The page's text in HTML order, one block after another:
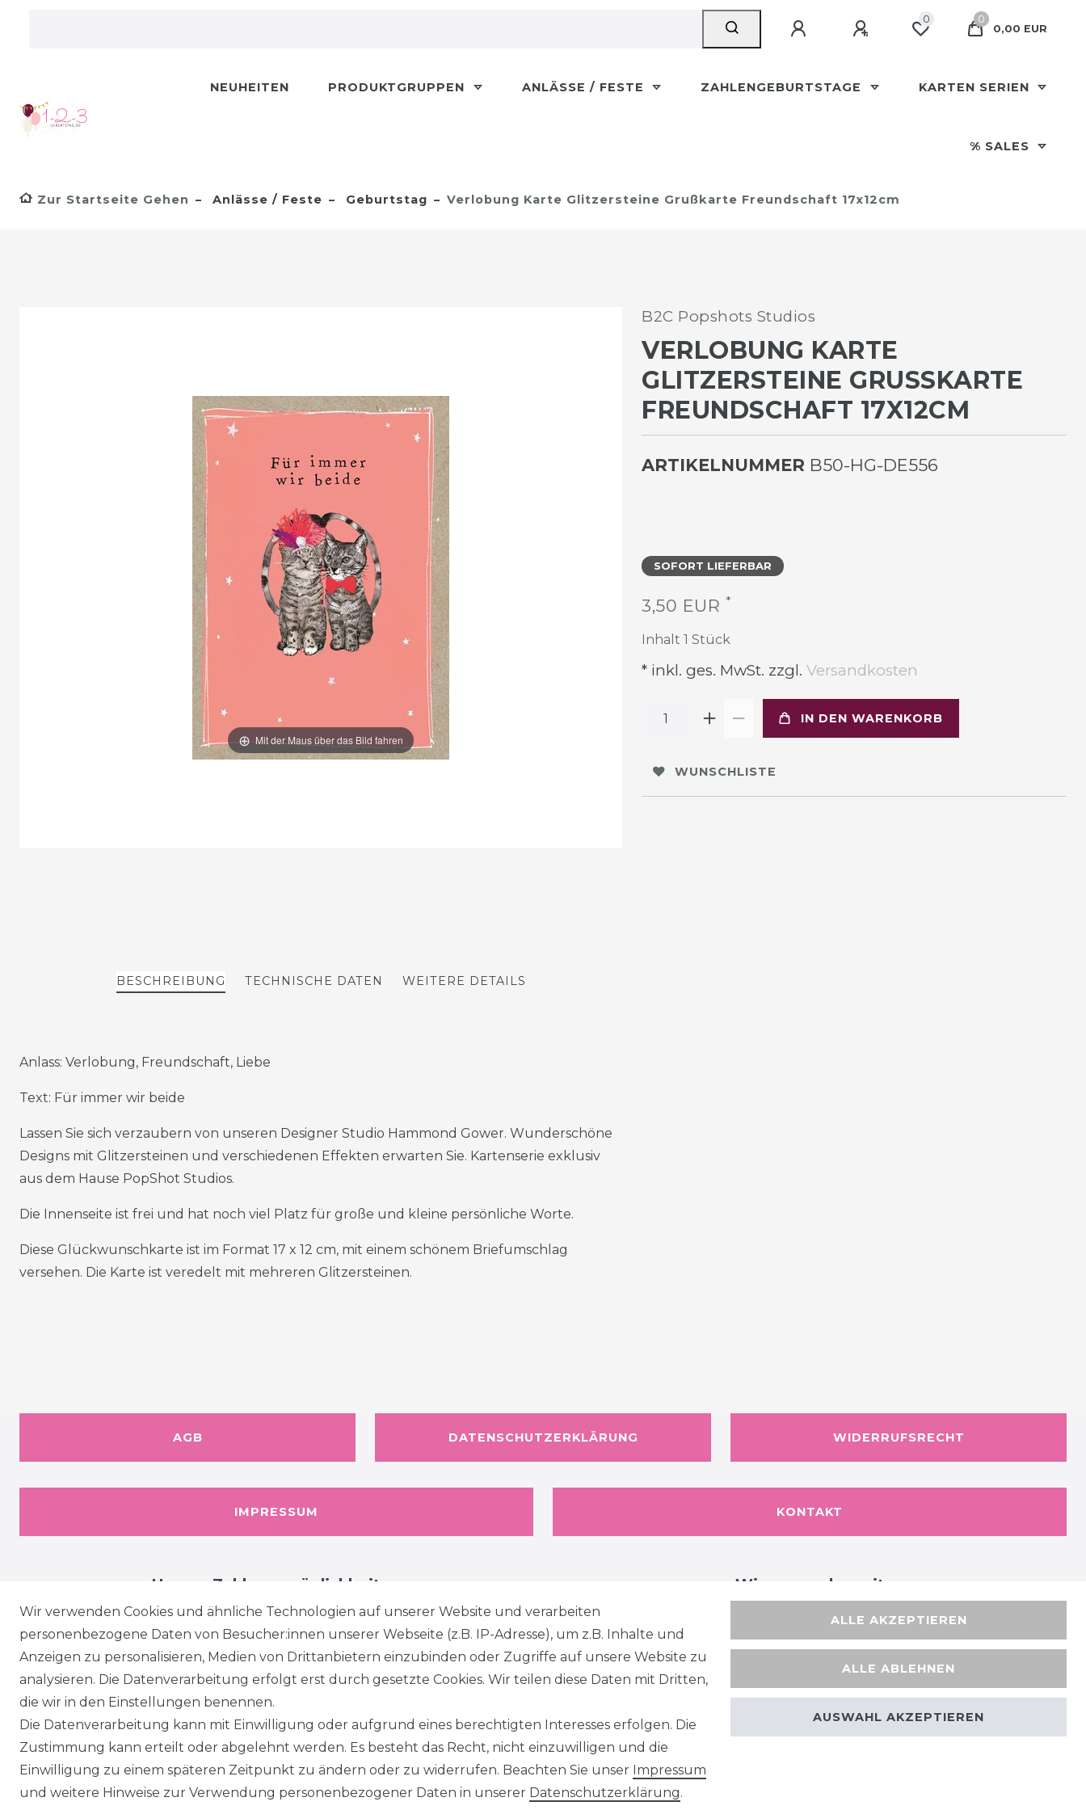
0
0
0,00 EUR
NEUHEITEN PRODUKTGRUPPEN ANLÄSSE / FESTE ZAHLENGEBURTSTAGE KARTEN SERIEN
% SALES
Zur Startseite Gehen Anlässe / Feste Geburtstag Verlobung Karte Glitzersteine Grußkarte Freundschaft 17x12cm
Mit der Maus über das Bild fahren
B2C Popshots Studios
VERLOBUNG KARTE
GLITZERSTEINE GRUSSKARTE F
REUNDSCHAFT 17X12CM
ARTIKELNUMMER B50-HG-DE556
SOFORT LIEFERBAR
3,50 EUR *
Inhalt 1 Stück
* inkl. ges. MwSt. zzgl. Versandkosten
IN DEN WARENKORB
WUNSCHLISTE
BESCHREIBUNG TECHNISCHE DATEN WEITERE DETAILS
Anlass: Verlobung, Freundschaft, Liebe
Text: Für immer wir beide
Lassen Sie sich verzaubern von unseren Designer Studio Hammond Gower. Wunderschöne
Designs mit Glitzersteinen und verschiedenen Effekten erwarten Sie. Kartenserie exklusiv
aus dem Hause PopShot Studios.
Die Innenseite ist frei und hat noch viel Platz für große und kleine persönliche Worte.
Diese Glückwunschkarte ist im Format 17 x 12 cm, mit einem schönem Briefumschlag
versehen. Die Karte ist veredelt mit mehreren Glitzersteinen.
AGB DATENSCHUTZERKLÄRUNG WIDERRUFSRECHT
IMPRESSUM KONTAKT
Unsere Zahlungsmöglichkeiten Wir versenden mit
Wir verwenden Cookies und ähnliche Technologien auf unserer Website und verarbeiten
personenbezogene Daten von Besucher:innen unserer Webseite (z.B. IP-Adresse), um z.B. Inhalte und
Anzeigen zu personalisieren, Medien von Drittanbietern einzubinden oder Zugriffe auf unsere Website zu
analysieren. Die Datenverarbeitung erfolgt erst durch gesetzte Cookies. Wir teilen diese Daten mit Dritten,
die wir in den Einstellungen benennen.
Die Datenverarbeitung kann mit Einwilligung oder aufgrund eines berechtigten Interesses erfolgen. Die
Zustimmung kann erteilt oder abgelehnt werden. Es besteht das Recht, nicht einzuwilligen und die
Einwilligung zu einem späteren Zeitpunkt zu ändern oder zu widerrufen. Beachten Sie unser Impressum
und weitere Hinweise zur Verwendung personenbezogener Daten in unserer Daten­schutz­erklärung.
ALLE AKZEPTIEREN
ALLE ABLEHNEN
AUSWAHL AKZEPTIEREN